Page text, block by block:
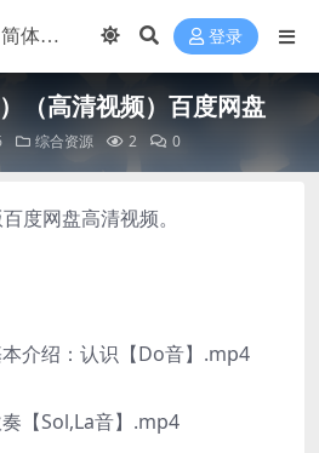
登录
（高清视频）百度网盘
综合资源 2 0
网盘高清视频。
介绍：认识【Do音】.mp4
【Sol,La音】.mp4